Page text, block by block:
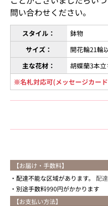
問い合わせください。
スタイル：
鉢物
サイズ：
開花輪21輪
主な花材：
胡蝶蘭3本
※名札対応可(メッセージカー
【お届け・手数料】
配達不能な区域があります。 配
別途手数料990円がかかります
【お支払い方法】